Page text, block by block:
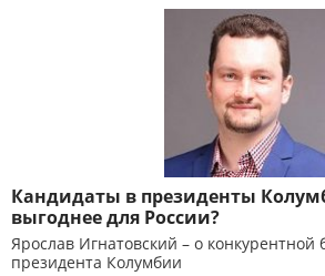
Кандидаты в президенты
выгоднее для России?
Ярослав Игнатовский – о конкурентной
президента Колумбии